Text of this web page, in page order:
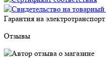
Гарантия на электротранспорт
Отзывы